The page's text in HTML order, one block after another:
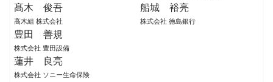
髙木 俊吾
高木組 株式会社
豊田 善規
株式会社 豊田設備
蓮井 良亮
株式会社 ソニー生命保険
船城 裕亮
株式会社 徳島銀行